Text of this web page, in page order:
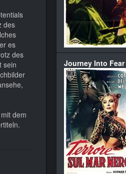
des
es
des
sein
dem
Journey Into Fear